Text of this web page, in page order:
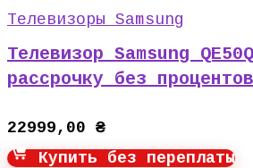
Телевизоры Samsung
Телевизор Samsung
рассрочку без процентов
22999,00 ₴
Купить без переплаты